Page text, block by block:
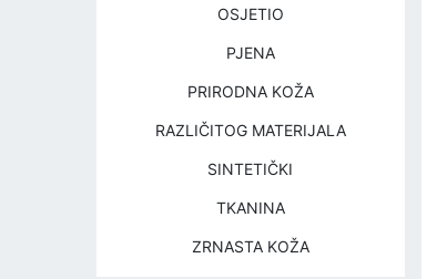
OSJETIO
PJENA
PRIRODNA KOŽA
RAZLIČITOG MATERIJALA
SINTETIČKI
TKANINA
ZRNASTA KOŽA